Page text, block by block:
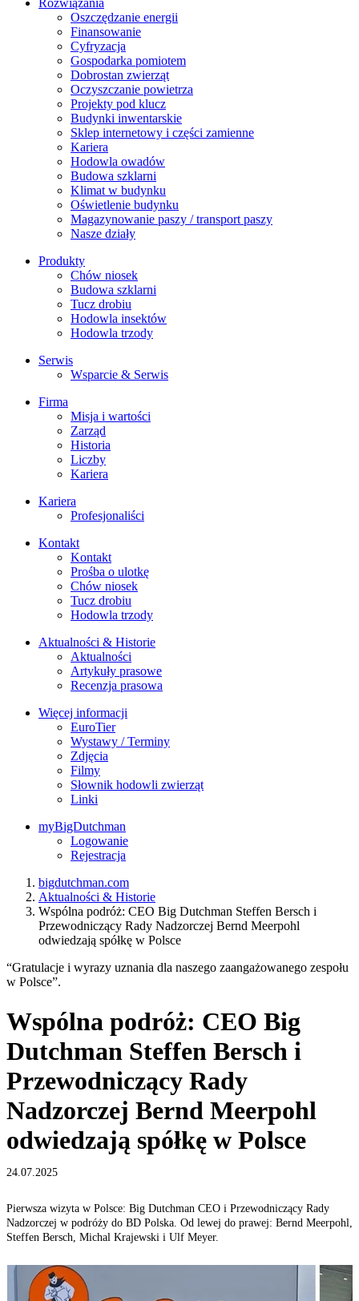
Rozwiązania
​Oszczędzanie energii
Finansowanie
Cyfryzacja
Gospodarka pomiotem
Dobrostan zwierząt
Oczyszczanie powietrza
Projekty pod klucz
Budynki inwentarskie
Sklep internetowy i części zamienne
Kariera
Hodowla owadów
Budowa szklarni
Klimat w budynku
Oświetlenie budynku
Magazynowanie paszy / transport paszy
Nasze działy
Produkty
Chów niosek
Budowa szklarni
Tucz drobiu
Hodowla insektów
Hodowla trzody
Serwis
Wsparcie & Serwis
Firma
Misja i wartości
Zarząd
Historia
Liczby
Kariera
Kariera
Profesjonaliści
Kontakt
Kontakt
Prośba o ulotkę
Chów niosek
Tucz drobiu
Hodowla trzody
Aktualności & Historie
Aktualności
Artykuły prasowe
Recenzja prasowa
Więcej informacji
EuroTier
Wystawy / Terminy
Zdjęcia
Filmy
Słownik hodowli zwierząt
Linki
myBigDutchman
Logowanie
Rejestracja
bigdutchman.com
Aktualności & Historie
Wspólna podróż: CEO Big Dutchman Steffen Bersch i
Przewodniczący Rady Nadzorczej Bernd Meerpohl
odwiedzają spółkę w Polsce
“Gratulacje i wyrazy uznania dla naszego zaangażowanego zespołu
w Polsce”.
Wspólna podróż: CEO Big
Dutchman Steffen Bersch i
Przewodniczący Rady
Nadzorczej Bernd Meerpohl
odwiedzają spółkę w Polsce
24.07.2025
Pierwsza wizyta w Polsce: Big Dutchman CEO i Przewodniczący Rady
Nadzorczej w podróży do BD Polska. Od lewej do prawej: Bernd Meerpohl,
Steffen Bersch, Michal Krajewski i Ulf Meyer.